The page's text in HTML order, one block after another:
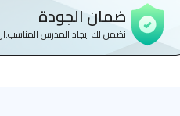
ضمان الجودة
نضمن لك ايجاد المدرس المناسب.ان لم تكن راضيا